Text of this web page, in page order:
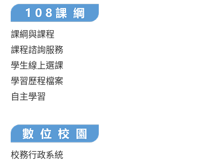
課綱與課程
課程諮詢服務
學生線上選課
學習歷程檔案
自主學習
校務行政系統